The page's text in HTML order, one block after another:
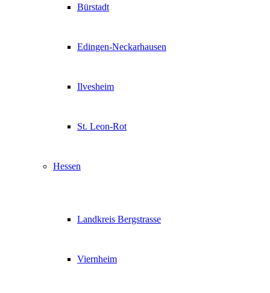
Bürstadt
Edingen-Neckarhausen
Ilvesheim
St. Leon-Rot
Hessen
Landkreis Bergstrasse
Viernheim